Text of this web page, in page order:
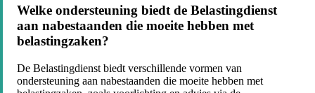
Welke ondersteuning biedt de Belastingdienst
aan nabestaanden die moeite hebben met
belastingzaken?
De Belastingdienst biedt verschillende vormen van
ondersteuning aan nabestaanden die moeite hebben met